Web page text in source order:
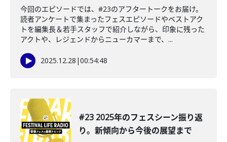
今回のエピソードでは、#23のアフタートークをお届け。
読者アンケートで集まったフェスエピソードやベストアク
トを編集長＆若手スタッフで紹介しながら、印象に残った
アクトや、レジェンドからニューカマーまで、...
2025.12.28 |00:54:48
#23 2025年のフェスシーン振り返
り。新傾向から今後の展望まで